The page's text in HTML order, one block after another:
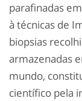
parafinadas
à técnicas de
biopsias
armazenadas
mundo,
científico pela